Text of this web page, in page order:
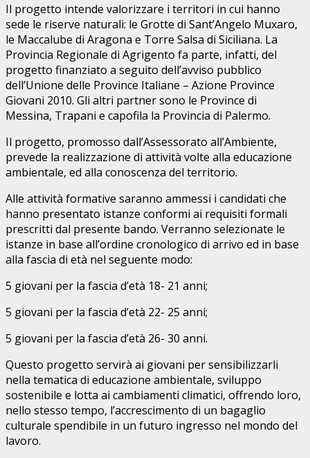
Il progetto intende valorizzare i territori in cui hanno
sede le riserve naturali: le Grotte di Sant’Angelo Muxaro,
le Maccalube di Aragona e Torre Salsa di Siciliana. La
Provincia Regionale di Agrigento fa parte, infatti, del
progetto finanziato a seguito dell’avviso pubblico
dell’Unione delle Province Italiane – Azione Province
Giovani 2010. Gli altri partner sono le Province di
Messina, Trapani e capofila la Provincia di Palermo.
Il progetto, promosso dall’Assessorato all’Ambiente,
prevede la realizzazione di attività volte alla educazione
ambientale, ed alla conoscenza del territorio.
Alle attività formative saranno ammessi i candidati che
hanno presentato istanze conformi ai requisiti formali
prescritti dal presente bando. Verranno selezionate le
istanze in base all’ordine cronologico di arrivo ed in base
alla fascia di età nel seguente modo:
5 giovani per la fascia d’età 18- 21 anni;
5 giovani per la fascia d’età 22- 25 anni;
5 giovani per la fascia d’età 26- 30 anni.
Questo progetto servirà ai giovani per sensibilizzarli
nella tematica di educazione ambientale, sviluppo
sostenibile e lotta ai cambiamenti climatici, offrendo loro,
nello stesso tempo, l’accrescimento di un bagaglio
culturale spendibile in un futuro ingresso nel mondo del
lavoro.